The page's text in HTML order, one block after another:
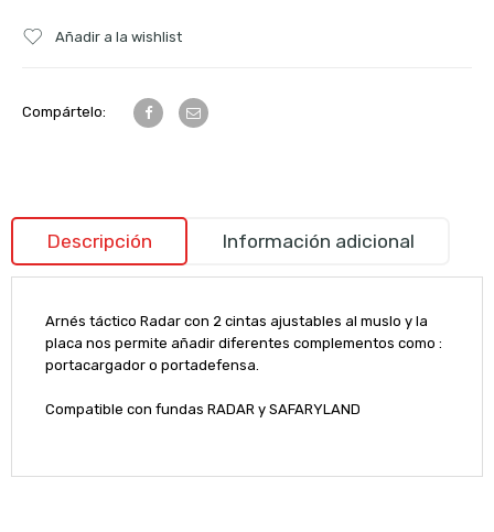
Añadir a la wishlist
Compártelo:
Descripción Información adicional
Arnés táctico Radar con 2 cintas ajustables al muslo y la
placa nos permite añadir diferentes complementos como :
portacargador o portadefensa.
Compatible con fundas RADAR y SAFARYLAND